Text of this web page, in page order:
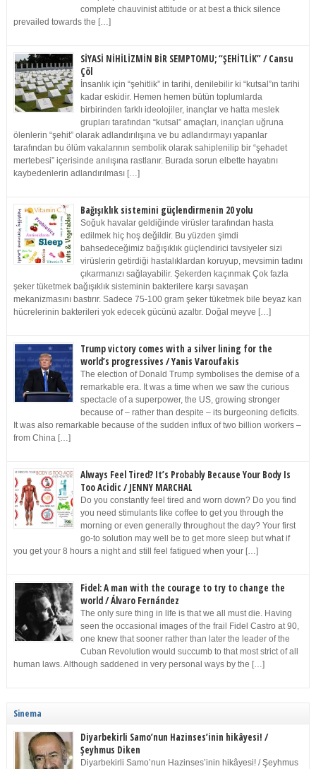
complete chauvinist attitude or at best a thick silence
prevailed towards the […]
SİYASİ NİHİLİZMİN BİR SEMPTOMU; “ŞEHİTLİK” / Cansu
Çöl
İnsanlık için “şehitlik” in tarihi, denilebilir ki “kutsal”ın tarihi
kadar eskidir. Hemen hemen bütün toplumlarda
birbirinden farklı ideolojiler, inançlar ve hatta meslek
grupları tarafından “kutsal” amaçları, inançları uğruna
ölenlerin “şehit” olarak adlandırılışına ve bu adlandırmayı yapanlar
tarafından bu ölüm vakalarının sembolik olarak sahiplenilip bir “şehadet
mertebesi” içerisinde anılışına rastlanır. Burada sorun elbette hayatını
kaybedenlerin adlandırılması […]
Bağışıklık sistemini güçlendirmenin 20 yolu
Soğuk havalar geldiğinde virüsler tarafından hasta
edilmek hiç hoş değildir. Bu yüzden şimdi
bahsedeceğimiz bağışıklık güçlendirici tavsiyeler sizi
virüslerin getirdiği hastalıklardan koruyup, mevsimin tadını
çıkarmanızı sağlayabilir. Şekerden kaçınmak Çok fazla
şeker tüketmek bağışıklık sisteminin bakterilere karşı savaşan
mekanizmasını bastırır. Sadece 75-100 gram şeker tüketmek bile beyaz kan
hücrelerinin bakterileri yok edecek gücünü azaltır. Doğal meyve […]
Trump victory comes with a silver lining for the
world’s progressives / Yanis Varoufakis
The election of Donald Trump symbolises the demise of a
remarkable era. It was a time when we saw the curious
spectacle of a superpower, the US, growing stronger
because of – rather than despite – its burgeoning deficits.
It was also remarkable because of the sudden influx of two billion workers –
from China […]
Always Feel Tired? It’s Probably Because Your Body Is
Too Acidic / JENNY MARCHAL
Do you constantly feel tired and worn down? Do you find
you need stimulants like coffee to get you through the
morning or even generally throughout the day? Your first
go-to solution may well be to get more sleep but what if
you get your 8 hours a night and still feel fatigued when your […]
Fidel: A man with the courage to try to change the
world / Álvaro Fernández
The only sure thing in life is that we all must die. Having
seen the occasional images of the frail Fidel Castro at 90,
one knew that sooner rather than later the leader of the
Cuban Revolution would succumb to that most strict of all
human laws. Although saddened in very personal ways by the […]
Sinema
Diyarbekirli Samo’nun Hazinses’inin hikâyesi! /
Şeyhmus Diken
Diyarbekirli Samo’nun Hazinses’inin hikâyesi! / Şeyhmus